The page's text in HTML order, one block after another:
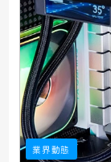
業界動態